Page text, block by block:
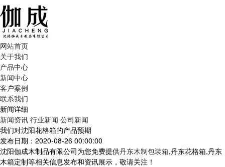
网站首页
关于我们
产品中心
新闻中心
客户案例
联系我们
新闻详细
新闻资讯 行业新闻 公司新闻
我们对沈阳花格箱的产品预期
发布日期：2020-08-26 00:00:00
沈阳伽成木制品有限公司为您免费提供丹东木制包装箱,丹东花格箱,丹东
木箱定制等相关信息发布和资讯展示，敬请关注！